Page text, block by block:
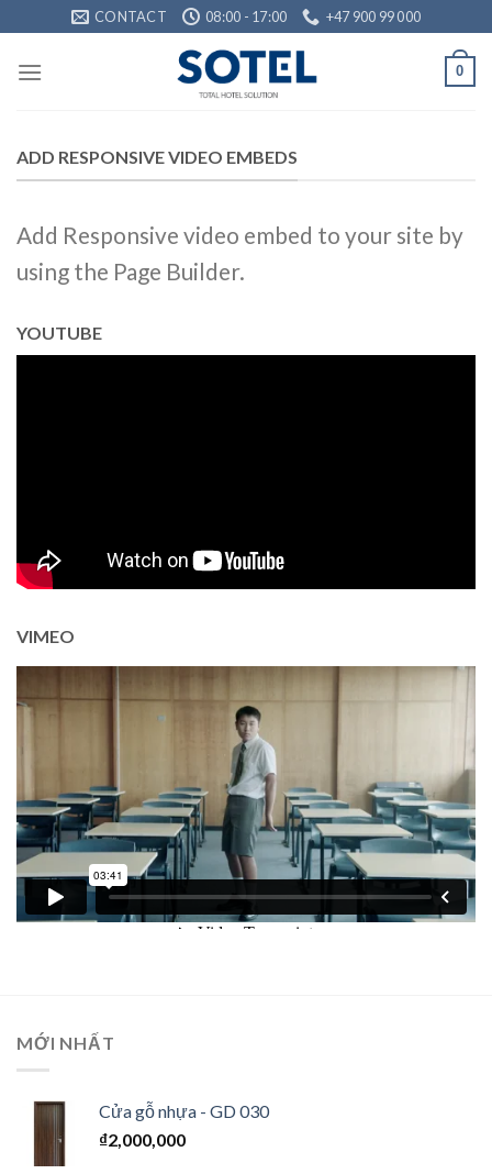
to
content
CONTACT 08:00 - 17:00 +47 900 99 000
0
ADD RESPONSIVE VIDEO EMBEDS
Add Responsive video embed to your site by
using the Page Builder.
YOUTUBE
VIMEO
MỚI NHẤT
Cửa gỗ nhựa - GD 030
₫2,000,000